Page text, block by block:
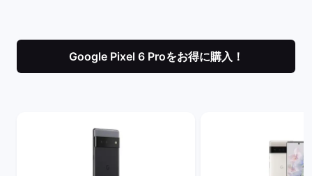
Google Pixel 6 Proをお得に購入！